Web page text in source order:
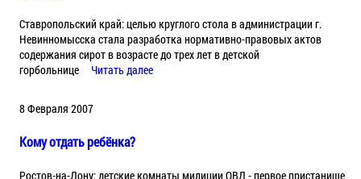
Ставропольский край: целью круглого стола в администрации г.
Невинномысска стала разработка нормативно-правовых актов
содержания сирот в возрасте до трех лет в детской
горбольнице
Читать далее
8 Февраля 2007
Кому отдать ребёнка?
Ростов-на-Дону: детские комнаты милиции ОВД - первое пристанище